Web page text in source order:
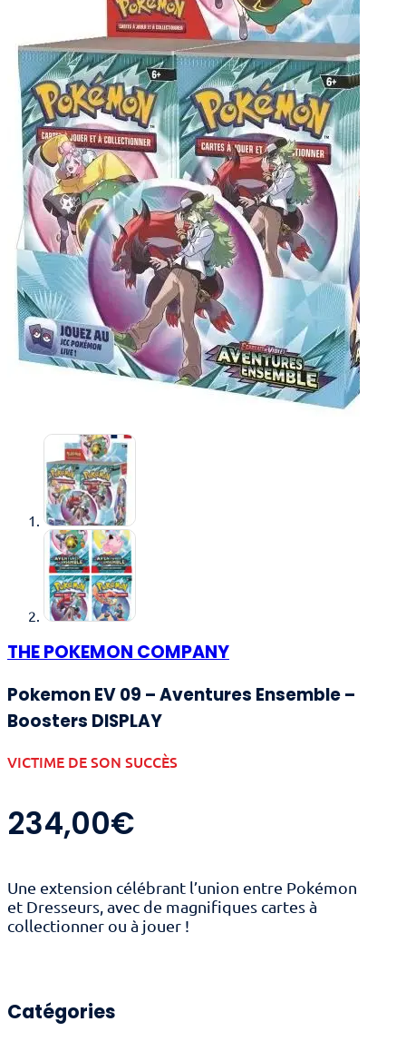
THE POKEMON COMPANY
Pokemon EV 09 – Aventures Ensemble –
Boosters DISPLAY
VICTIME DE SON SUCCÈS
234,00€
Une extension célébrant l’union entre Pokémon
et Dresseurs, avec de magnifiques cartes à
collectionner ou à jouer !
Catégories